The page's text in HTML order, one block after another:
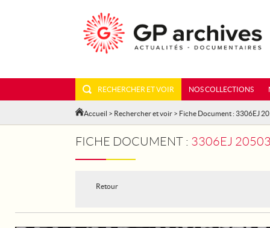
RECHERCHER ET VOIR NOS COLLECTIONS
Accueil > Rechercher et voir > Fiche Document : 3306EJ
FICHE DOCUMENT : 3306EJ 20503
Retour